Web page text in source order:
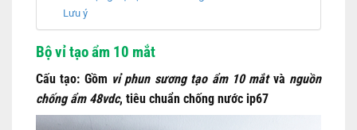
Lưu ý
Bộ vỉ tạo ẩm 10 mắt
Cấu tạo: Gồm vỉ phun sương tạo ẩm 10 mắtvànguồn
chống ẩm 48vdc, tiêu chuẩn chống nước ip67